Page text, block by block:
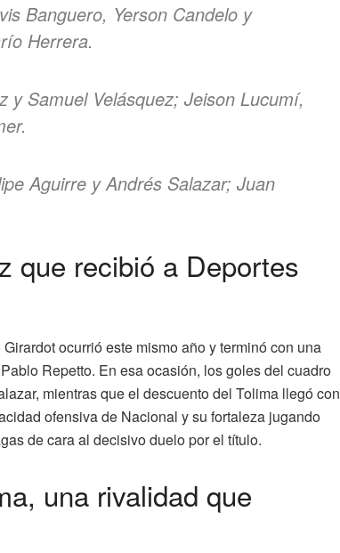
Banguero, Yerson Candelo y
Herrera.
y Samuel Velásquez; Jeison Lucumí,
Aguirre y Andrés Salazar; Juan
que recibió a Deportes
ocurrió este mismo año y terminó con una
Repetto. En esa ocasión, los goles del cuadro
mientras que el descuento del Tolima llegó con
ofensiva de Nacional y su fortaleza jugando
de cara al decisivo duelo por el título.
una rivalidad que